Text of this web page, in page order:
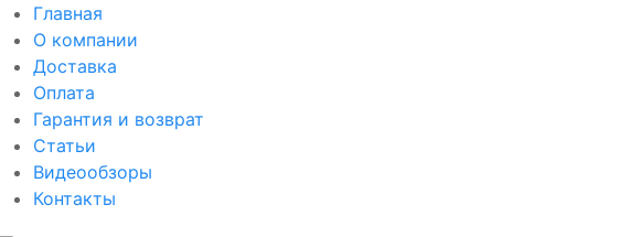
Главная
О компании
Доставка
Оплата
Гарантия и возврат
Статьи
Видеообзоры
Контакты